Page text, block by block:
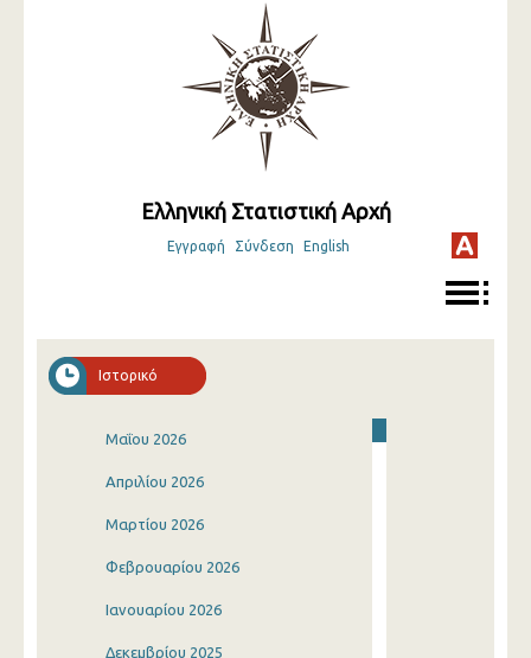
Ελληνική Στατιστική Αρχή
Εγγραφή Σύνδεση English
Ιστορικό
Μαΐου 2026
Απριλίου 2026
Μαρτίου 2026
Φεβρουαρίου 2026
Ιανουαρίου 2026
Δεκεμβρίου 2025